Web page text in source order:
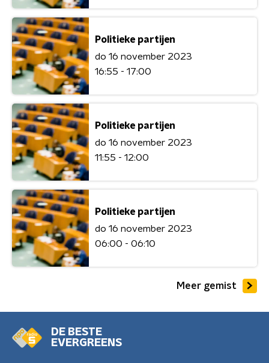
Politieke partijen
do 16 november 2023
16:55 - 17:00
Politieke partijen
do 16 november 2023
11:55 - 12:00
Politieke partijen
do 16 november 2023
06:00 - 06:10
Meer gemist
DE BESTE
EVERGREENS